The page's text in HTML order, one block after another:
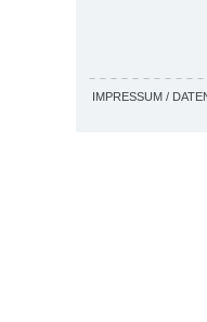
IMPRESSUM /